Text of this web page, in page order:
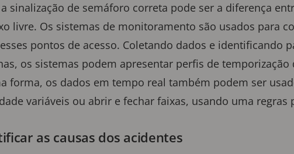
sinalização de semáforo correta pode ser a diferença
livre. Os sistemas de monitoramento são usados para
pontos de acesso. Coletando dados e identificando
os sistemas podem apresentar perfis de
forma, os dados em tempo real também podem ser
variáveis ou abrir e fechar faixas, usando uma regras
as causas dos acidentes